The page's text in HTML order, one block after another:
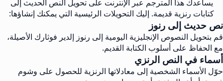
يساعدك هذا المترجم عبر الإنترنت على تحويل النص الحديث إلى
كتابات رنزية قديمة. إليك التحويلات الرئيسية التي يمكنك إنشاؤها:
نص حديث إلى رنوز
قم بتحويل النصوص الإنجليزية اليومية إلى رنوز إلدير فوثارك الأصيلة،
مع الحفاظ على أسلوب الكتابة القديم.
أسماء في النص الرنزي
حوّل الأسماء الشخصية إلى معادلاتها الرنزية للحصول على وشوم